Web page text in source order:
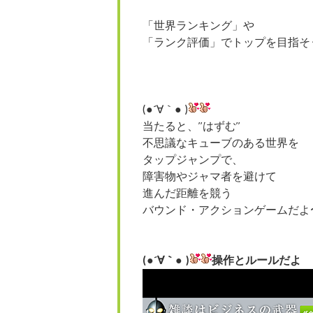
「世界ランキング」や
「ランク評価」でトップを目指
(●´∀｀● )
当たると、”はずむ”
不思議なキューブのある世界を
タップジャンプで、
障害物やジャマ者を避けて
進んだ距離を競う
バウンド・アクションゲームだよ
(●´∀｀● ) 操作とルールだよ